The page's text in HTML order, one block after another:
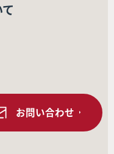
お問い合わせ